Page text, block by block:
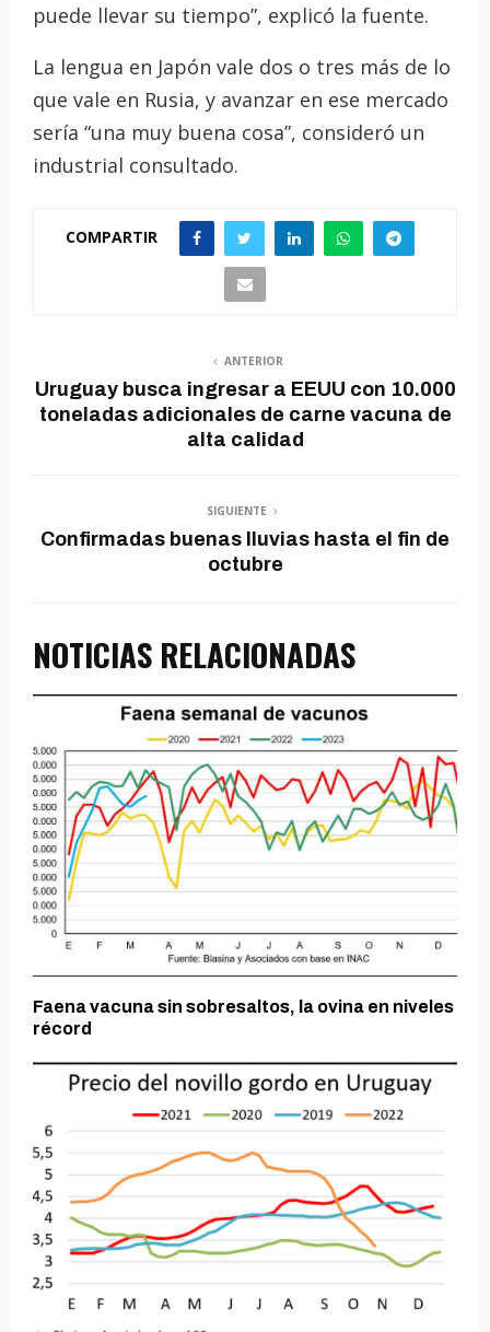
puede llevar su tiempo”, explicó la fuente.
La lengua en Japón vale dos o tres más de lo
que vale en Rusia, y avanzar en ese mercado
sería “una muy buena cosa”, consideró un
industrial consultado.
COMPARTIR
ANTERIOR
Uruguay busca ingresar a EEUU con 10.000
toneladas adicionales de carne vacuna de
alta calidad
SIGUIENTE
Confirmadas buenas lluvias hasta el fin de
octubre
NOTICIAS RELACIONADAS
Faena vacuna sin sobresaltos, la ovina en niveles
récord